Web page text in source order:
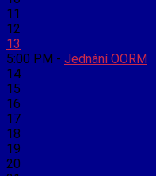
11
12
13
5:00 PM - Jednání OORM
14
15
16
17
18
19
20